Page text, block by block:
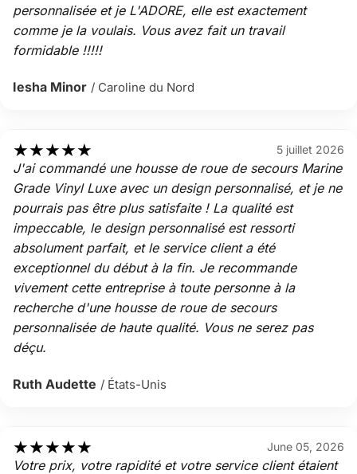
personnalisée et je L'ADORE, elle est exactement
comme je la voulais. Vous avez fait un travail
formidable !!!!!
Iesha Minor / Caroline du Nord
★★★★★ 5 juillet 2026
J'ai commandé une housse de roue de secours Marine
Grade Vinyl Luxe avec un design personnalisé, et je ne
pourrais pas être plus satisfaite ! La qualité est
impeccable, le design personnalisé est ressorti
absolument parfait, et le service client a été
exceptionnel du début à la fin. Je recommande
vivement cette entreprise à toute personne à la
recherche d'une housse de roue de secours
personnalisée de haute qualité. Vous ne serez pas
déçu.
Ruth Audette / États-Unis
★★★★★ June 05, 2026
Votre prix, votre rapidité et votre service client étaient